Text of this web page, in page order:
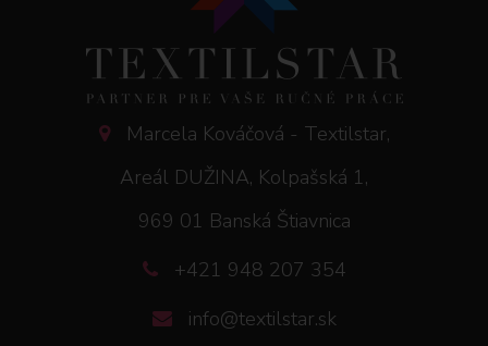
Marcela Kováčová - Textilstar,
Areál DUŽINA, Kolpašská 1,
969 01 Banská Štiavnica
+421 948 207 354
info@textilstar.sk